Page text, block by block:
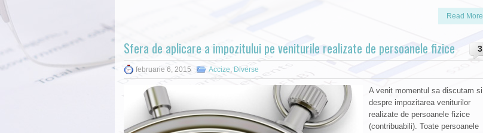
Read More
3
Sfera de aplicare a impozitului pe veniturile realizate de persoanele fizice
februarie 6, 2015 Accize, Diverse
A venit momentul sa discutam si
despre impozitarea veniturilor
realizate de persoanele fizice
(contribuabili). Toate persoanele